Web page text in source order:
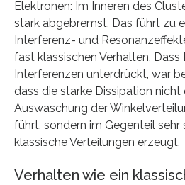
Elektronen: Im Inneren des
stark abgebremst. Das führt zu
Interferenz- und
fast klassischen Verhalten. Dass
Interferenzen unterdrückt, war
dass die starke Dissipation
Auswaschung der
führt, sondern im Gegenteil
klassische Verteilungen erzeugt.
Verhalten wie ein